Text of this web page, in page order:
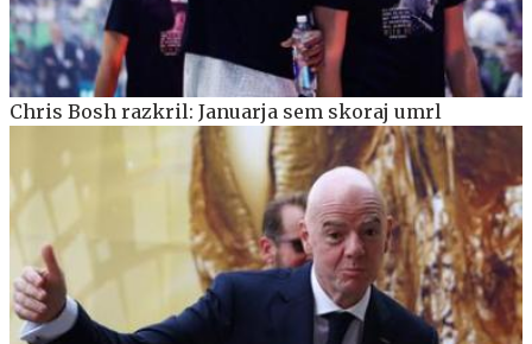
Chris Bosh razkril: Januarja sem skoraj umrl